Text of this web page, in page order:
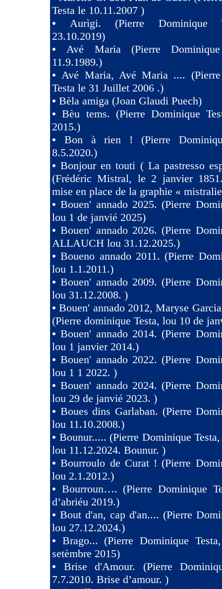
Testa le 10.11.2007 )
•Aurìgi. (Pierre Dominique
23.10.2019)
•Avé Maria (Pierre
11.9.1989.)
•Avé Maria, Avé Maria ....
Testa le 31 Juillet 2006 .)
• Bèla amiga (Joan Glaudi Puech)
•Bèu tems. (Pierre Dominique
2015.)
• Bon à rien ! (Pierre
8.5.2020.)
•Bonjour en touti ( La pastresso
(Frédéric Mistral, le 2 janvier
mise en place de la graphie «
•Bouen' annado 2025. (Pierre
lou 1 de janvié 2025)
•Bouen' annado 2026. (Pierre
ALLAUCH lou 31.12.2025.)
•Boueno annado 2011. (Pierre
lou 1.1.2011.)
•Bouen' annado 2009. (Pierre
lou 31.12.2008. )
•Bouen' annado 2012, Maryse
(Pierre dominique Testa, lou 10 de
•Bouen' annado 2014. (Pierre
lou 1 janvier 2014.)
•Bouen' annado 2022. (Pierre
lou 1 1 2022. )
•Bouen' annado 2024. (Pierre
lou 29 de janvié 2023. )
• Boues dins Garlaban. (Pierre
lou 11.10.2008.)
• Bounur..... (Pierre Dominique
lou 11.12.2024. Bounur. )
•Bourroulo de Curat ! (Pierre
lou 2.1.2012.)
• Bourroun…. (Pierre Dominique
d’abriéu 2019.)
• Bout d'an, cap d'an.... (Pierre
lou 27.12.2024.)
• Brago... (Pierre Dominique
setèmbre 2015)
• Brise d'Amour. (Pierre
7.7.2010. Brise d’amour. )